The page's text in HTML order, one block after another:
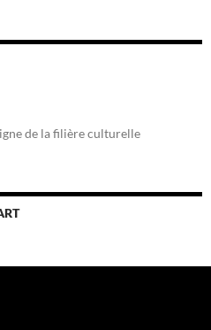
de la filière culturelle